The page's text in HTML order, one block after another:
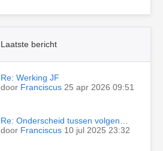
Laatste bericht
Re: Werking JF
door Franciscus 25 apr 2026 09:51
Re: Onderscheid tussen volgen…
door Franciscus 10 jul 2025 23:32